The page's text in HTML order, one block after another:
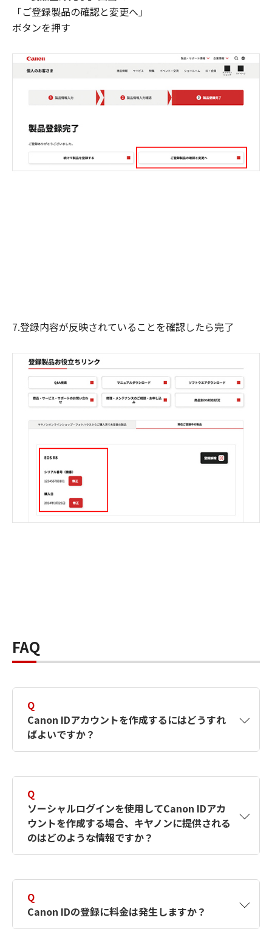
「ご登録製品の確認と変更へ」
ボタンを押す
7.登録内容が反映されていることを確認したら完了
FAQ
Q
Canon IDアカウントを作成するにはどうすれ
ばよいですか？
す。詳しい作成方法は【カメラ】Canon IDとは
何ですか？Canon IDの作成方法は？をご確認く
ださい。
Q
ソーシャルログインを使用してCanon IDアカ
ウントを作成する場合、キヤノンに提供される
のはどのような情報ですか？
択したサービスから取得します。アカウントを
簡単に作成できるように、この情報を使用して
Canon IDの登録フォームを入力します。
Q
Canon IDの登録に料金は発生しますか？